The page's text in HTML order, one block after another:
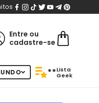
Entre ou
cadastre-se
**Lista
Geek